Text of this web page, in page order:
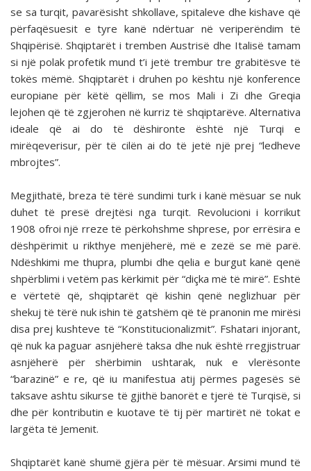
se sa turqit, pavarësisht shkollave, spitaleve dhe kishave që
përfaqësuesit e tyre kanë ndërtuar në veriperëndim të
Shqipërisë. Shqiptarët i tremben Austrisë dhe Italisë tamam
si një polak profetik mund t’i jetë trembur tre grabitësve të
tokës mëmë. Shqiptarët i druhen po kështu një konference
europiane për këtë qëllim, se mos Mali i Zi dhe Greqia
lejohen që të zgjerohen në kurriz të shqiptarëve. Alternativa
ideale që ai do të dëshironte është një Turqi e
mirëqeverisur, për të cilën ai do të jetë një prej “ledheve
mbrojtes”.
Megjithatë, breza të tërë sundimi turk i kanë mësuar se nuk
duhet të presë drejtësi nga turqit. Revolucioni i korrikut
1908 ofroi një rreze të përkohshme shprese, por errësira e
dëshpërimit u rikthye menjëherë, më e zezë se më parë.
Ndëshkimi me thupra, plumbi dhe qelia e burgut kanë qenë
shpërblimi i vetëm pas kërkimit për “diçka më të mirë”. Eshtë
e vërtetë që, shqiptarët që kishin qenë neglizhuar për
shekuj të tërë nuk ishin të gatshëm që të pranonin me mirësi
disa prej kushteve të “Konstitucionalizmit”. Fshatari injorant,
që nuk ka paguar asnjëherë taksa dhe nuk është rregjistruar
asnjëherë për shërbimin ushtarak, nuk e vlerësonte
“barazinë” e re, që iu manifestua atij përmes pagesës së
taksave ashtu sikurse të gjithë banorët e tjerë të Turqisë, si
dhe për kontributin e kuotave të tij për martirët në tokat e
largëta të Jemenit.
Shqiptarët kanë shumë gjëra për të mësuar. Arsimi mund të